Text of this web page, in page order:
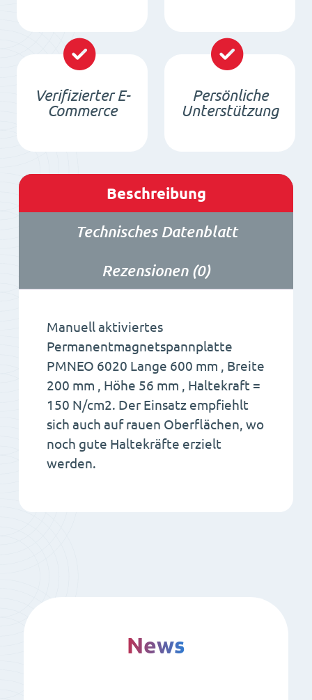
Verifizierter E-
Commerce
Persönliche
Unterstützung
Beschreibung
Technisches Datenblatt
Rezensionen (0)
Manuell aktiviertes
Permanentmagnetspannplatte
PMNEO 6020 Lange 600 mm , Breite
200 mm , Höhe 56 mm , Haltekraft =
150 N/cm2. Der Einsatz empfiehlt
sich auch auf rauen Oberflächen, wo
noch gute Haltekräfte erzielt
werden.
News